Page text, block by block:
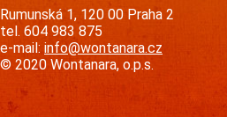
Rumunská 1, 120 00 Praha 2
tel. 604 983 875
e-mail: info@wontanara.cz
© 2020 Wontanara, o.p.s.